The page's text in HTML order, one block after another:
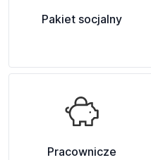
Pakiet socjalny
Pracownicze